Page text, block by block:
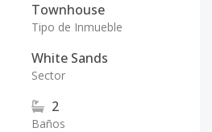
Townhouse
Tipo de Inmueble
White Sands
Sector
2
Baños